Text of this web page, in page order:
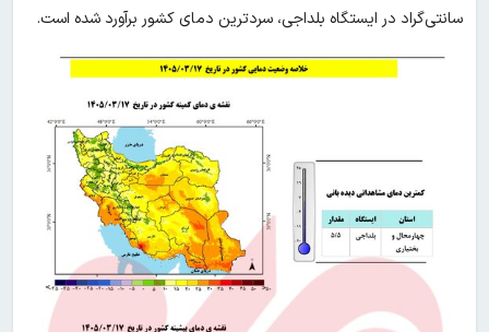
سانتی‌گراد در ایستگاه بلداجی، سردترین دمای کشور برآورد شده است.